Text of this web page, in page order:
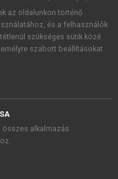
, valamint a szotar.netés a
foglaltakat
az oldalunkon történő
és a felhasználók
szükséges sütik közé
szabott beállításokat
összes alkalmazás